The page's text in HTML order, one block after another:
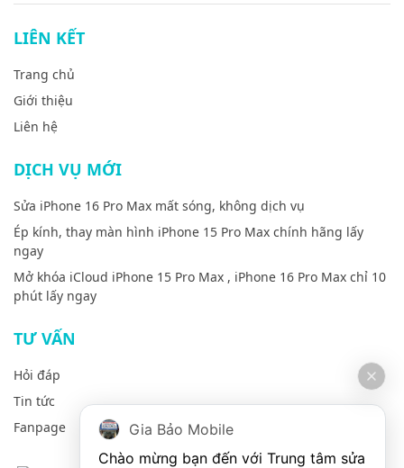
LIÊN KẾT
Trang chủ
Giới thiệu
Liên hệ
DỊCH VỤ MỚI
Sửa iPhone 16 Pro Max mất sóng, không dịch vụ
Ép kính, thay màn hình iPhone 15 Pro Max chính hãng lấy
ngay
Mở khóa iCloud iPhone 15 Pro Max , iPhone 16 Pro Max chỉ 10
phút lấy ngay
TƯ VẤN
Hỏi đáp
Tin tức
Fanpage
Gia Bảo Mobile
Chào mừng bạn đến với Trung tâm sửa